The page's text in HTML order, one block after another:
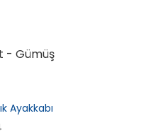
- Gümüş
Ayakkabı